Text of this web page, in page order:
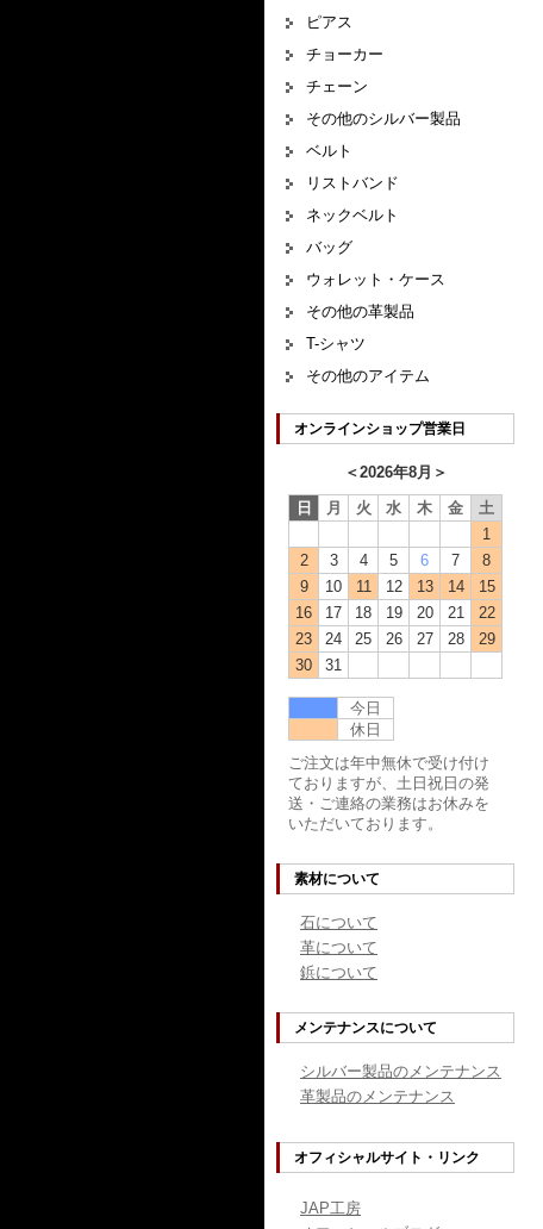
ピアス
チョーカー
チェーン
その他のシルバー製品
ベルト
リストバンド
ネックベルト
バッグ
ウォレット・ケース
その他の革製品
T-シャツ
その他のアイテム
オンラインショップ営業日
＜2026年8月 ＞
日
月 火 水 木 金
土
1
2
3 4 5 6 7
8
9
10 11 12 13 14
15
16
17 18 19 20 21
22
23
24 25 26 27 28
29
30
31
今日
休日
ご注文は年中無休で受け付け
ておりますが、土日祝日の発
送・ご連絡の業務はお休みを
いただいております。
素材について
石について
革について
鋲について
メンテナンスについて
シルバー製品のメンテナンス
革製品のメンテナンス
オフィシャルサイト・リンク
JAP工房